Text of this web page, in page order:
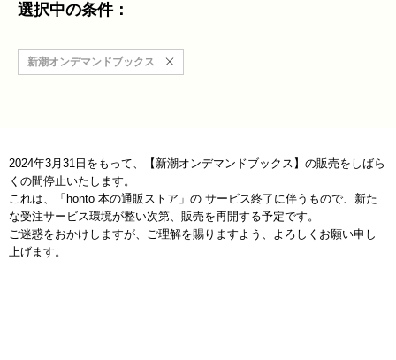
選択中の条件：
新潮オンデマンドブックス
2024年3月31日をもって、【新潮オンデマンドブックス】の販売をしばら
くの間停止いたします。
これは、「honto 本の通販ストア」の サービス終了に伴うもので、新た
な受注サービス環境が整い次第、販売を再開する予定です。
ご迷惑をおかけしますが、ご理解を賜りますよう、よろしくお願い申し
上げます。